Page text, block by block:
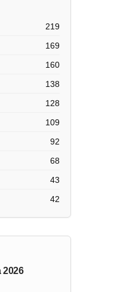
219
169
160
138
128
109
92
68
43
42
2026